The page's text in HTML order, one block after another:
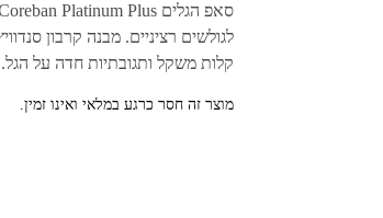
סאפ הגלים Platinum Plus
לגולשים רציניים. מבנה קרבון
קלות משקל ותגובתיות חדה על הגל.
מוצר זה חסר כרגע במלאי ואינו זמין.